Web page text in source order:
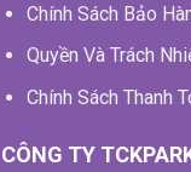
Chính Sách Bảo
Quyền Và Trách
Chính Sách Thanh
CÔNG TY